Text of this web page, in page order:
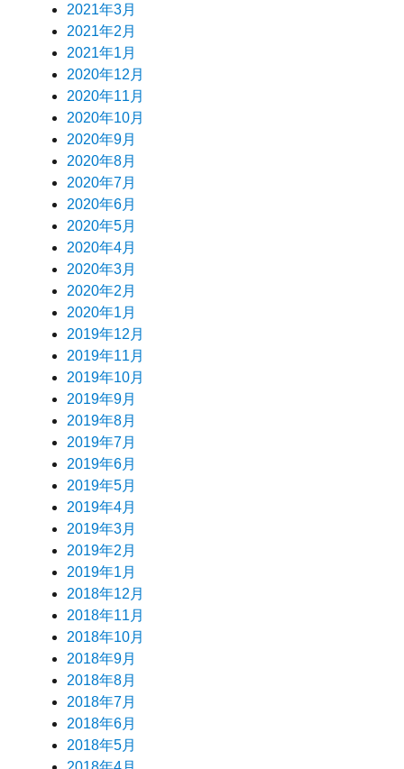
2021年3月
2021年2月
2021年1月
2020年12月
2020年11月
2020年10月
2020年9月
2020年8月
2020年7月
2020年6月
2020年5月
2020年4月
2020年3月
2020年2月
2020年1月
2019年12月
2019年11月
2019年10月
2019年9月
2019年8月
2019年7月
2019年6月
2019年5月
2019年4月
2019年3月
2019年2月
2019年1月
2018年12月
2018年11月
2018年10月
2018年9月
2018年8月
2018年7月
2018年6月
2018年5月